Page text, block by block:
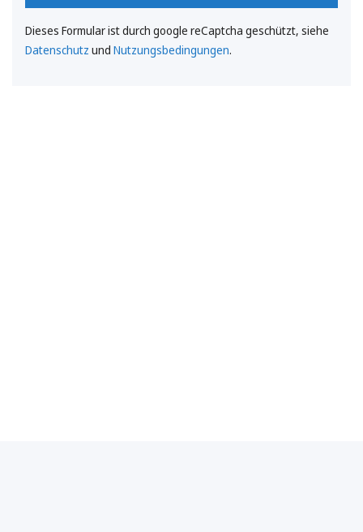
Dieses Formular ist durch google reCaptcha geschützt, siehe
Datenschutz und Nutzungsbedingungen.